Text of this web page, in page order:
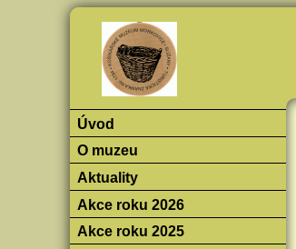
Úvod
O muzeu
Aktuality
Akce roku 2026
Akce roku 2025